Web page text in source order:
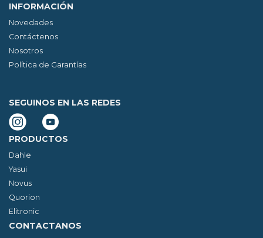
INFORMACIÓN
Novedades
Contáctenos
Nosotros
Política de Garantías
SEGUINOS EN LAS REDES
PRODUCTOS
Dahle
Yasui
Novus
Quorion
Elitronic
CONTACTANOS